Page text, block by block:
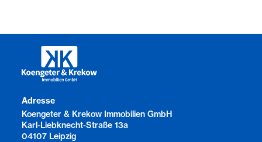
Adresse
Koengeter & Krekow Immobilien GmbH
Karl-Liebknecht-Straße 13a
04107 Leipzig